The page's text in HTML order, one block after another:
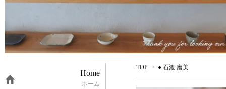
TOP > ● 石渡 磨美
Home
ホーム